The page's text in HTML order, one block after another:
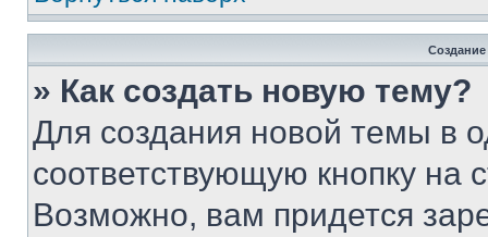
» Как создать новую тему?
Для создания новой темы в
соответствующую кнопку
Возможно, вам придется